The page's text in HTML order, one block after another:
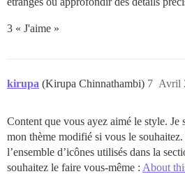
3 « J'aime »
kirupa (Kirupa Chinnathambi) Avril
7
Content que vous ayez aimé le style. Je
mon thème modifié si vous le
l’ensemble d’icônes utilisés dans la
souhaitez le faire vous-même : About